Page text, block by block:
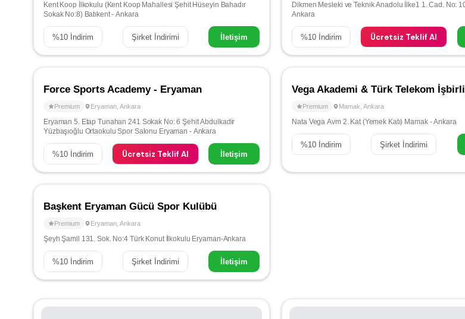
Kent Koop İlkokulu (Kent Koop Mahallesi Şehit Hüseyin Bahadır
Sokak No:8) Batıkent - Ankara
%10 İndirim Şirket İndirimi İletişim
Dikmen Mesleki ve Teknik Anadolu İlke1 1. Cad. No:
Ankara
%10 İndirim Ücretsiz Teklif Al
Force Sports Academy - Eryaman
Premium Eryaman Ankara
Eryaman 5. Etap Tunahan 241 Sokak No: 6 Şehit Abdulkadir
Yüzbaşıoğlu Ortaokulu Spor Salonu Eryaman - Ankara
%10 İndirim Ücretsiz Teklif Al İletişim
Vega Akademi & Türk Telekom
Premium Mamak ,Ankara
Nata Vega Avm 2. Kat (Yemek Katı) Mamak - Ankara
%10 İndirim Şirket İndirimi
Başkent Eryaman Gücü Spor Kulübü
Premium Eryaman Ankara
Şeyh Şamil 131. Sok. No:4 Türk Konut İlkokulu Eryaman-Ankara
%10 İndirim Şirket İndirimi İletişim